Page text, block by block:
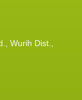
Wurih Dist.,